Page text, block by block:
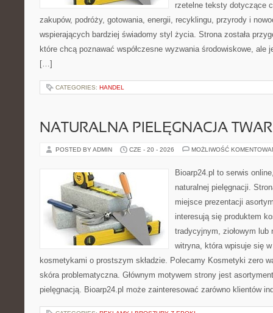
rzetelne teksty dotyczące
zakupów, podróży, gotowania, energii, recyklingu, przyrody i
wspierających bardziej świadomy styl życia. Strona została
które chcą poznawać współczesne wyzwania środowiskowe, ale
[…]
CATEGORIES: HANDEL
NATURALNA PIELĘGNACJA
POSTED BY ADMIN CZE - 20 - 2026 MOŻLIWOŚĆ
Bioarp24.pl to serwis
naturalnej pielęgnacji.
miejsce prezentacji
interesują się produktem
tradycyjnym, ziołowym lub
witryna, która wpisuje się
kosmetykami o prostszym składzie. Polecamy Kosmetyki zero
skóra problematyczna. Głównym motywem strony jest
pielęgnacją. Bioarp24.pl może zainteresować zarówno klientów